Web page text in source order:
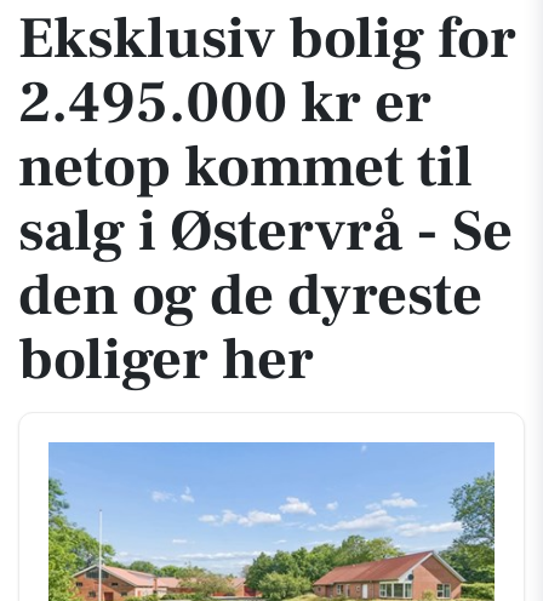
Eksklusiv bolig for
2.495.000 kr er
netop kommet til
salg i Østervrå - Se
den og de dyreste
boliger her